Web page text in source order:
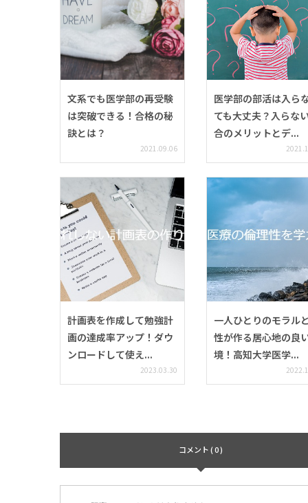
文系でも医学部の再受験
は突破できる！合格の秘
訣とは？
2021.09.06
医学部の部活は入ら
ても大丈夫？入らな
合のメリットとデ...
計画表を作成して勉強計
画の達成率アップ！ダウ
ンロードして使え...
2023.03.30
一人ひとりのモラル
性が作る居心地の良
境！高知大学医学...
コメント ( 0 )